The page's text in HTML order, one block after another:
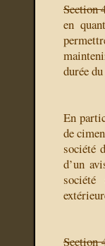
Section
en
durée
En
de
société
d’un
Section